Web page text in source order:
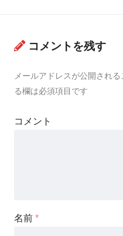
コメントを残す
メールアドレスが公開される
る欄は必須項目です
コメント
名前 *